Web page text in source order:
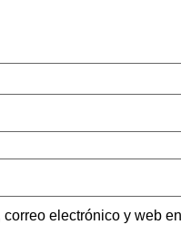
electrónico y web